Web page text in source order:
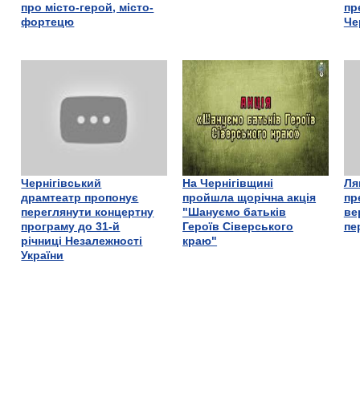
про місто-герой, місто-
фортецю
Чернігівський
драмтеатр пропонує
переглянути концертну
програму до 31-й
річниці Незалежності
України
На Чернігівщині
пройшла щорічна акція
"Шануємо батьків
Героїв Сіверського
краю"